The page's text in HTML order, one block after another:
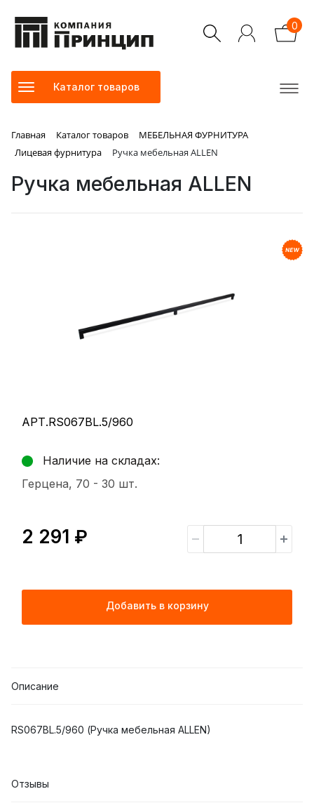
0
Каталог товаров
Главная Каталог товаров
МЕБЕЛЬНАЯ ФУРНИТУРА
Лицевая фурнитура
Ручка мебельная ALLEN
Ручка мебельная ALLEN
АРТ.RS067BL.5/960
Наличие на складах:
Герцена, 70 - 30 шт.
2 291 ₽
Добавить в корзину
Описание
RS067BL.5/960 (Ручка мебельная ALLEN)
Отзывы